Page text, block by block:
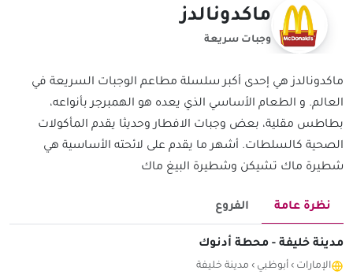
ماكدونالدز
وجبات سريعة
ماكدونالدز هي إحدى أكبر سلسلة مطاعم الوجبات السريعة في
العالم. و الطعام الأساسي الذي يعده هو الهمبرجر بأنواعه،
بطاطس مقلية، بعض وجبات الافطار وحديثا يقدم المأكولات
الصحية كالسلطات. أشهر ما يقدم على لائحته الأساسية هي
شطيرة ماك تشيكن وشطيرة البيغ ماك
نظرة عامة الفروع
مدينة خليفة - محطة أدنوك
الإمارات › أبوظبي › مدينة خليفة